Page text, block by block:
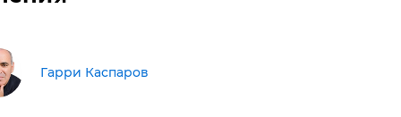
Гарри Каспаров